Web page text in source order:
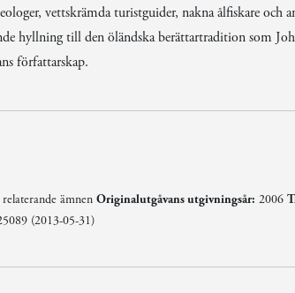
vettskrämda turistguider, nakna ålfiskare och
hyllning till den öländska berättartradition som
författarskap.
ämnen Originalutgåvans utgivningsår: 2006
(2013-05-31)